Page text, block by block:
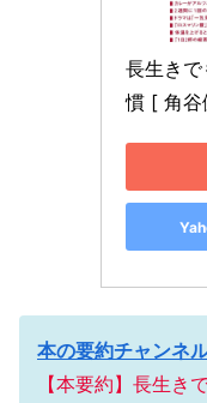
長生き
慣 [ 角谷
本の要約チャンネ
【本要約】長生き